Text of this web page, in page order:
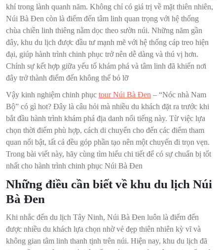
khí trong lành quanh năm. Không chỉ có giá trị về mặt thiên nhiên,
Núi Bà Đen còn là điểm đến tâm linh quan trọng với hệ thống
chùa chiền linh thiêng nằm dọc theo sườn núi. Những năm gần
đây, khu du lịch được đầu tư mạnh mẽ với hệ thống cáp treo hiện
đại, giúp hành trình chinh phục trở nên dễ dàng và thú vị hơn.
Chính sự kết hợp giữa yếu tố khám phá và tâm linh đã khiến nơi
đây trở thành điểm đến không thể bỏ lỡ
Vậy kinh nghiệm chinh phục tour Núi Bà Đen – “Nóc nhà Nam
Bộ” có gì hot? Đây là câu hỏi mà nhiều du khách đặt ra trước khi
bắt đầu hành trình khám phá địa danh nổi tiếng này. Từ việc lựa
chọn thời điểm phù hợp, cách di chuyển cho đến các điểm tham
quan nổi bật, tất cả đều góp phần tạo nên một chuyến đi trọn vẹn.
Trong bài viết này, hãy cùng tìm hiểu chi tiết để có sự chuẩn bị tốt
nhất cho hành trình chinh phục Núi Bà Đen
Những điều cần biết về khu du lịch Núi
Bà Đen
Khi nhắc đến du lịch Tây Ninh, Núi Bà Đen luôn là điểm đến
được nhiều du khách lựa chọn nhờ vẻ đẹp thiên nhiên kỳ vĩ và
không gian tâm linh thanh tịnh trên núi. Hiện nay, khu du lịch đã